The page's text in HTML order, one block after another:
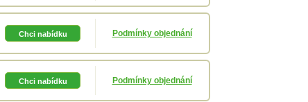
Podmínky objednání
Podmínky objednání